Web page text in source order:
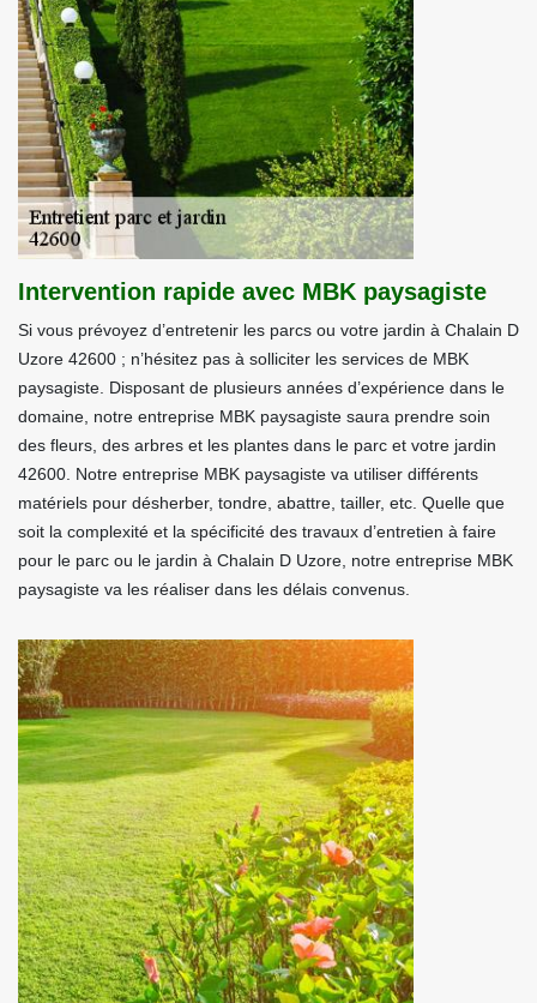
Intervention rapide avec MBK paysagiste
Si vous prévoyez d’entretenir les parcs ou votre jardin à Chalain D
Uzore 42600 ; n’hésitez pas à solliciter les services de MBK
paysagiste. Disposant de plusieurs années d’expérience dans le
domaine, notre entreprise MBK paysagiste saura prendre soin
des fleurs, des arbres et les plantes dans le parc et votre jardin
42600. Notre entreprise MBK paysagiste va utiliser différents
matériels pour désherber, tondre, abattre, tailler, etc. Quelle que
soit la complexité et la spécificité des travaux d’entretien à faire
pour le parc ou le jardin à Chalain D Uzore, notre entreprise MBK
paysagiste va les réaliser dans les délais convenus.